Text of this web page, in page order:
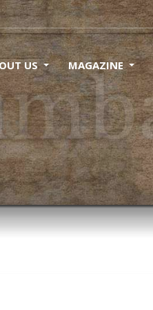
US MAGAZINE